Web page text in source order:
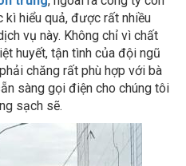
hiểu quả, được rất nhiều
vụ này. Không chỉ vì chất
huyết, tận tình của đội ngũ
chăng rất phù hợp với bà
sàng gọi điện cho chúng tôi
sạch sẽ.